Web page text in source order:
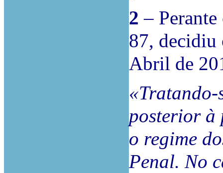
2 –
87, decidiu
Abril de
posterior à
o regime
Penal. No